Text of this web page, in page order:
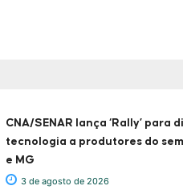
CNA/SENAR lança ‘Rally’ para
tecnologia a produtores do
e MG
3 de agosto de 2026